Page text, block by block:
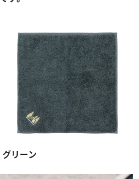
グリーン